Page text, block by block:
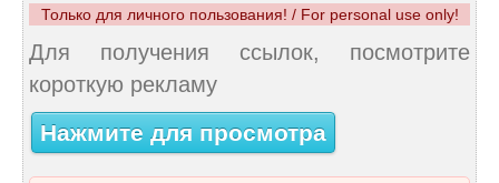
Только для личного пользования! / For personal use only!
Для получения ссылок, посмотрите
короткую рекламу
Нажмите для просмотра